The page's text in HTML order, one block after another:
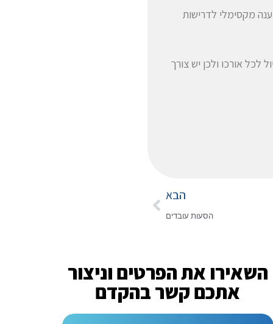
מקסימלי לדרישות
לכל אורכו ולכן יש צורך
הבא
הסעות עובדים
השאירו את הפרטים וניצור
אתכם קשר בהקדם